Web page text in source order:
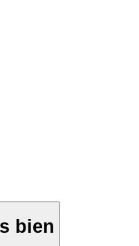
bien